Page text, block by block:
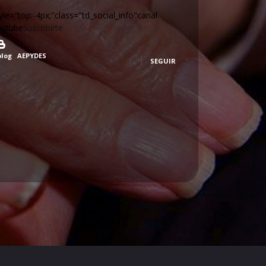
4px;"class="td_social_info"canal
Suscribirte
AEPYDES
SEGUIR